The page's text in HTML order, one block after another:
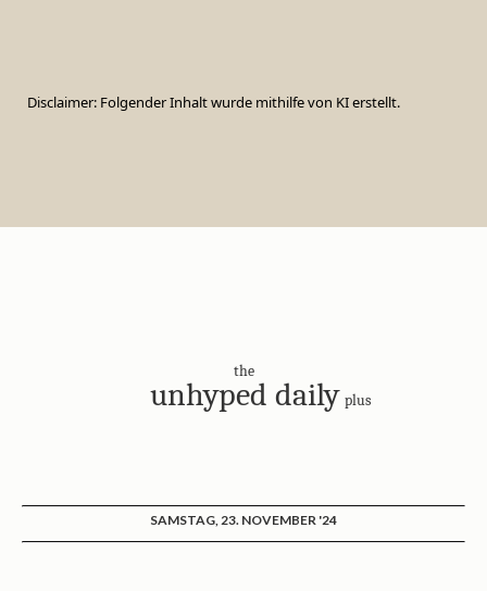
Disclaimer: Folgender Inhalt wurde mithilfe von KI erstellt.
the
unhyped daily plus
SAMSTAG, 23. NOVEMBER '24